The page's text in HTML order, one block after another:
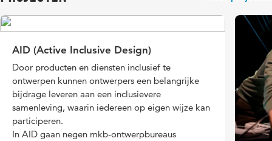
Duurzaam Leven.
AID
Pebbles
PONTAC
Inclusief samenwerken rond mensen met een
verstandelijke beperking
als lens worden ingezet om ecosystemen te helen op een
manier die oog heeft voor rechtvaardigheid? Voor deze
transdisciplinaire vraagstukken werken we samen met andere
lectoraten en kenniscentra.
Projecten
SLIM
Energie in de Wijk
Sprong SURE
bieden bij het ontwerpen van lerende netwerken en rijke
bestaande uit bouwstenen in verschillende geometrische
vormen, die helpt netwerken in kaart te brengen.
Projecten
CoVE SEED
Pebbles
AID (Active Inclusive Design)
Door producten en diensten inclusief te
ontwerpen kunnen ontwerpers een belangrijke
bijdrage leveren aan een inclusievere
samenleving, waarin iedereen op eigen wijze kan
participeren.
In AID gaan negen mkb-ontwerpbureaus